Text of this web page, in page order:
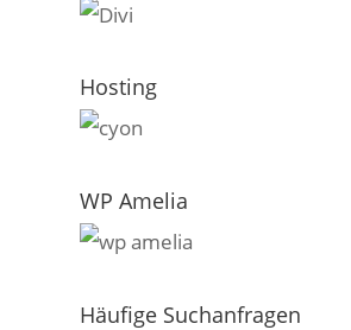
Hosting
WP Amelia
Häufige Suchanfragen